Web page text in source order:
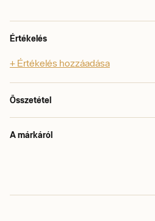
Értékelés
+ Értékelés hozzáadása
Összetétel
A márkáról